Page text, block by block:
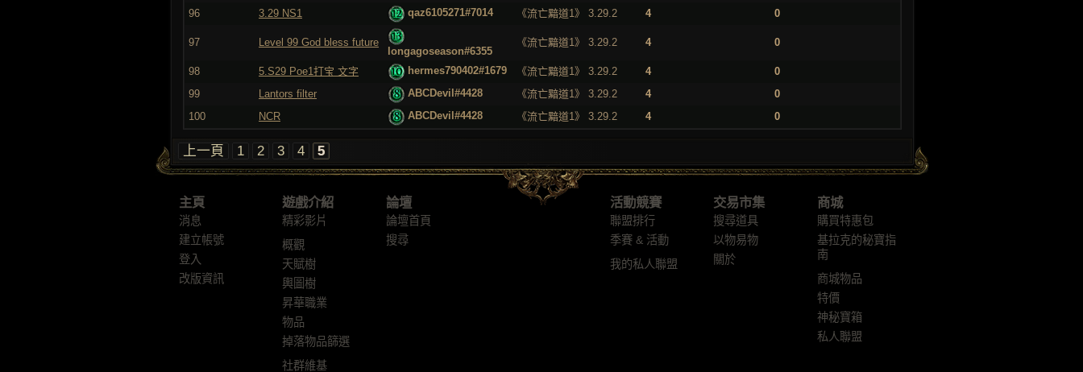
96 3.29 NS1 qaz6105271#7014 《流亡黯道1》 3.29.2 4 0
97 Level 99 God bless future
longagoseason#6355
《流亡黯道1》 3.29.2 4 0
98 5.S29 Poe1打宝 文字 hermes790402#1679 《流亡黯道1》 3.29.2 4
0
99
Lantors filter ABCDevil#4428 《流亡黯道1》 3.29.2 4
0
100
NCR ABCDevil#4428 《流亡黯道1》 3.29.2 4 0
上一頁 1 2 3 4 5
主頁
消息
建立帳號
登入
改版資訊
遊戲介紹
精彩影片
概觀
天賦樹
輿圖樹
昇華職業
物品
掉落物品篩選
社群維基
論壇
論壇首頁
搜尋
活動競賽
聯盟排行
季賽 & 活動
我的私人聯盟
交易市集
搜尋道具
以物易物
關於
商城
購買特惠包
基拉克的秘寶指
南
商城物品
特價
神秘寶箱
私人聯盟